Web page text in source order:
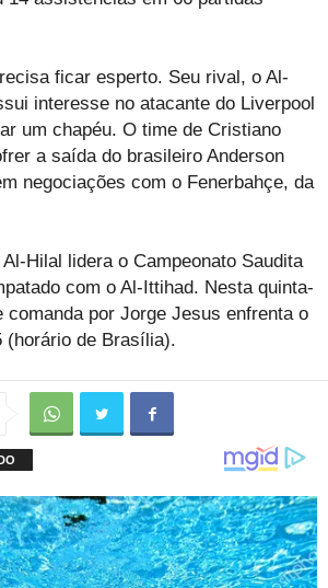
ficar esperto. Seu rival, o Al-
interesse no atacante do Liverpool
um chapéu. O time de Cristiano
a saída do brasileiro Anderson
negociações com o Fenerbahçe, da
Hilal lidera o Campeonato Saudita
com o Al-Ittihad. Nesta quinta-
comanda por Jorge Jesus enfrenta o
(horário de Brasília).